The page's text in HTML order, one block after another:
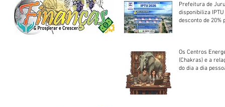
Prefeitura de
disponibiliza
desconto de 20%
Os Centros
(Chakras) e a
do dia a dia